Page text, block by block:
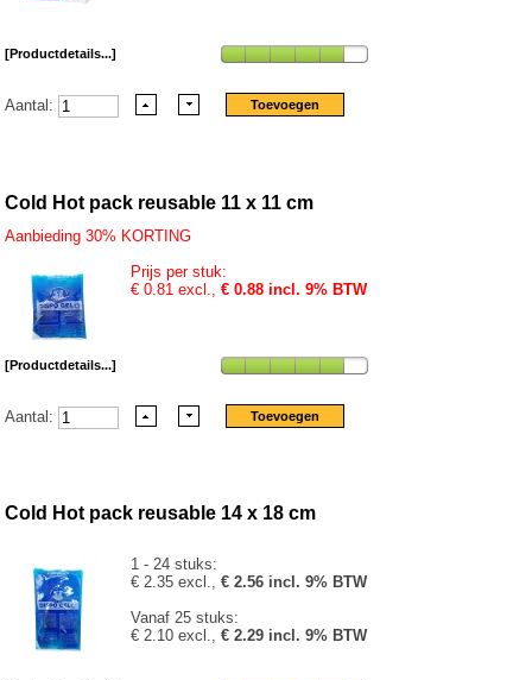
[Productdetails...]
Aantal:
Cold Hot pack reusable 11 x 11 cm
Aanbieding 30% KORTING
Prijs per stuk:
€ 0.81 excl.,€ 0.88 incl. 9% BTW
[Productdetails...]
Aantal:
Cold Hot pack reusable 14 x 18 cm
1 - 24 stuks:
€ 2.35 excl.,€ 2.56 incl. 9% BTW
Vanaf 25 stuks:
€ 2.10 excl.,€ 2.29 incl. 9% BTW